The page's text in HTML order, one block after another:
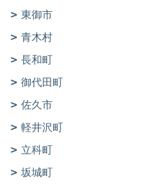
東御市
青木村
長和町
御代田町
佐久市
軽井沢町
立科町
坂城町